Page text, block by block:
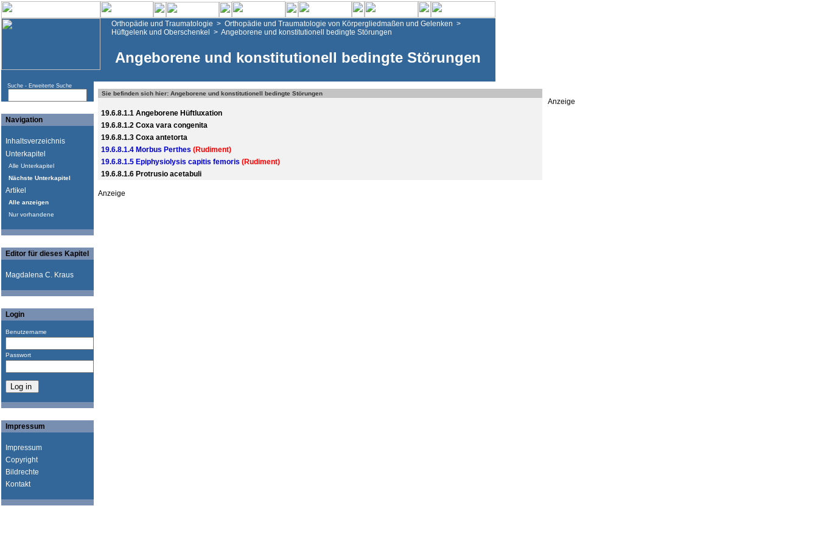
Orthopädie und Traumatologie > Orthopädie und Traumatologie von Körpergliedmaßen und Gelenken >
Hüftgelenk und Oberschenkel
> Angeborene und konstitutionell bedingte Störungen
Angeborene und konstitutionell bedingte Störungen
Suche - Erweiterte Suche
Navigation
Inhaltsverzeichnis
Unterkapitel
Alle Unterkapitel
Nächste Unterkapitel
Artikel
Alle anzeigen
Nur vorhandene
Editor für dieses Kapitel
Magdalena C. Kraus
Login
Benutzername
Passwort
Impressum
Impressum
Copyright
Bildrechte
Kontakt
Sie befinden sich hier: Angeborene und konstitutionell bedingte Störungen
19.6.8.1.1 Angeborene Hüftluxation
19.6.8.1.2 Coxa vara congenita
19.6.8.1.3 Coxa antetorta
19.6.8.1.4 Morbus Perthes (Rudiment)
19.6.8.1.5 Epiphysiolysis capitis femoris (Rudiment)
19.6.8.1.6 Protrusio acetabuli
Anzeige
Anzeige